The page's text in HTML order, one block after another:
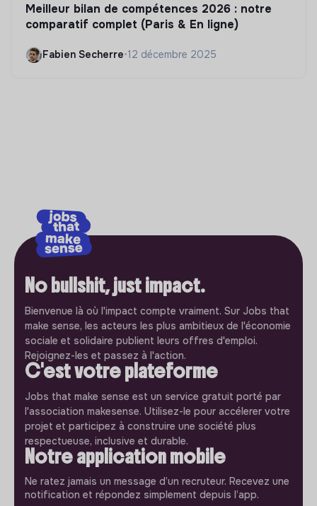
Meilleur bilan de compétences 2026 : notre
comparatif complet (Paris & En ligne)
Fabien Secherre•12 décembre 2025
No bullshit, just impact.
Bienvenue là où l'impact compte vraiment. Sur Jobs that
make sense, les acteurs les plus ambitieux de l'économie
sociale et solidaire publient leurs offres d'emploi.
Rejoignez-les et passez à l'action.
C'est votre plateforme
Jobs that make sense est un service gratuit porté par
l'association makesense. Utilisez-le pour accélerer votre
projet et participez à construire une société plus
respectueuse, inclusive et durable.
Notre application mobile
Ne ratez jamais un message d’un recruteur. Recevez une
notification et répondez simplement depuis l’app.